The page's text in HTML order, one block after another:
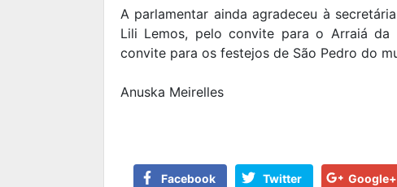
A parlamentar ainda agradeceu à
Lili Lemos, pelo convite para o Arraiá
convite para os festejos de São Pedro do
Anuska Meirelles
Facebook Twitter Google+